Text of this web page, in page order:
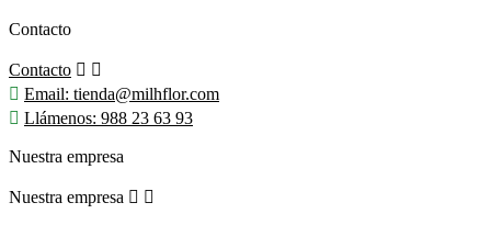
Contacto
Contacto  
 Email: tienda@milhflor.com
 Llámenos: 988 23 63 93
Nuestra empresa
Nuestra empresa  